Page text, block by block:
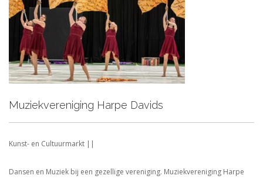
CONTACT
ORGANISATIE
Muziekvereniging Harpe Davids
Kunst- en Cultuurmarkt ||
Dansen en Muziek bij een gezellige vereniging. Muziekvereniging Harpe